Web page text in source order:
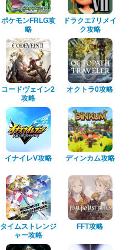
ポケモンFRLG攻
略
ドラクエ7リメイ
ク攻略
コードヴェイン2
攻略
オクトラ0攻略
イナイレV攻略 ディンカム攻略
タイムストレンジ
ャー攻略
FFT攻略